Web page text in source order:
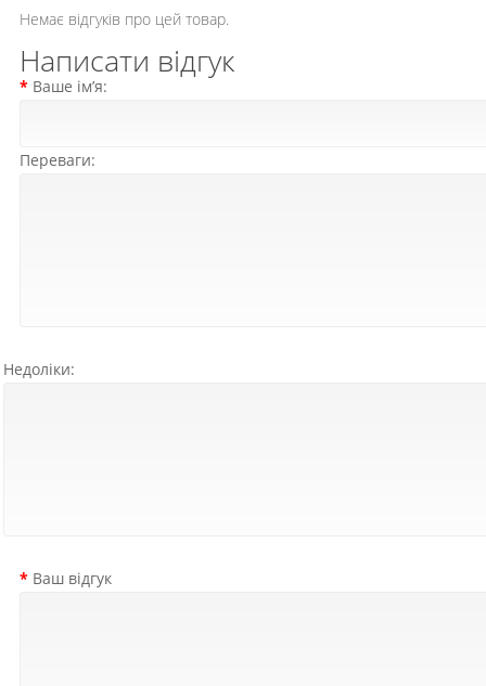
Немає відгуків про цей товар.
Написати відгук
Ваше ім’я:
Переваги:
Недоліки:
Ваш відгук